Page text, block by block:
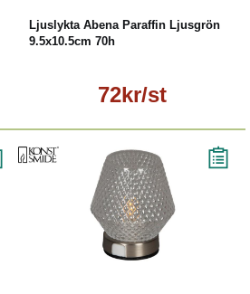
Ljuslykta Abena Paraffin Ljusgrön
9.5x10.5cm 70h
72kr/st